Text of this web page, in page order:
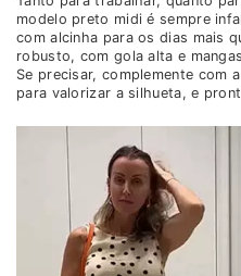
modelo preto midi é sempre
com alcinha para os dias mais
robusto, com gola alta e
Se precisar, complemente com
para valorizar a silhueta, e